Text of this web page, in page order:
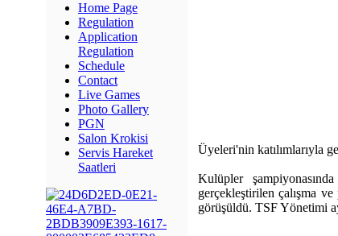
Home Page
Regulation
Application
Regulation
Schedule
Contact
Live Games
Photo Gallery
PGN
Salon Krokisi
Servis Hareket
Saatleri
Üyeleri'nin katılımlarıyla
Kulüpler
gerçekleştirilen çalışma
görüşüldü. TSF Yönetimi